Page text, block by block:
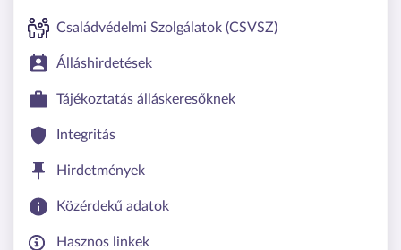
Családvédelmi Szolgálatok (CSVSZ)
Álláshirdetések
Tájékoztatás álláskeresőknek
Integritás
Hirdetmények
Közérdekű adatok
Hasznos linkek